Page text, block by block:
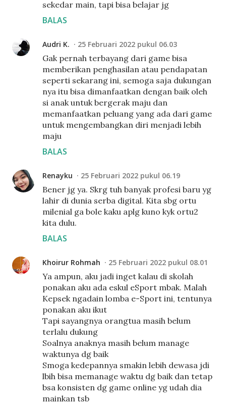
sekedar main, tapi bisa belajar jg
BALAS
Audri K. 25 Februari 2022 pukul 06.03
Gak pernah terbayang dari game bisa
memberikan penghasilan atau pendapatan
seperti sekarang ini, semoga saja dukungan
nya itu bisa dimanfaatkan dengan baik oleh
si anak untuk bergerak maju dan
memanfaatkan peluang yang ada dari game
untuk mengembangkan diri menjadi lebih
maju
BALAS
Renayku 25 Februari 2022 pukul 06.19
Bener jg ya. Skrg tuh banyak profesi baru yg
lahir di dunia serba digital. Kita sbg ortu
milenial ga bole kaku aplg kuno kyk ortu2
kita dulu.
BALAS
Khoirur Rohmah 25 Februari 2022 pukul 08.01
Ya ampun, aku jadi inget kalau di skolah
ponakan aku ada eskul eSport mbak. Malah
Kepsek ngadain lomba e-Sport ini, tentunya
ponakan aku ikut
Tapi sayangnya orangtua masih belum
terlalu dukung
Soalnya anaknya masih belum manage
waktunya dg baik
Smoga kedepannya smakin lebih dewasa jdi
lbih bisa memanage waktu dg baik dan tetap
bsa konsisten dg game online yg udah dia
mainkan tsb